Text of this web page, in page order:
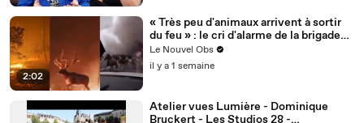
2:02
« Très peu d'animaux arrivent à sortir
du feu » : le cri d'alarme de la brigade
de secours de la faune sauvage en
Gironde
Le Nouvel Obs
il y a 1 semaine
Atelier vues Lumière - Dominique
Bruckert - Les Studios 28 -